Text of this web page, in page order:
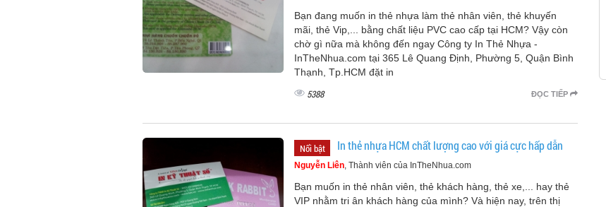
Bạn đang muốn in thẻ nhựa làm thẻ nhân viên, thẻ khuyến
mãi, thẻ Vip,... bằng chất liệu PVC cao cấp tại HCM? Vậy còn
chờ gì nữa mà không đến ngay Công ty In Thẻ Nhựa -
InTheNhua.com tại 365 Lê Quang Định, Phường 5, Quận Bình
Thạnh, Tp.HCM đặt in
ĐỌC TIẾP
5388
Nổi bật In thẻ nhựa HCM chất lượng cao với giá cực hấp dẫn
Nguyễn Liên, Thành viên của InTheNhua.com
Bạn muốn in thẻ nhân viên, thẻ khách hàng, thẻ xe,... hay thẻ
VIP nhằm tri ân khách hàng của mình? Và hiện nay, trên thị